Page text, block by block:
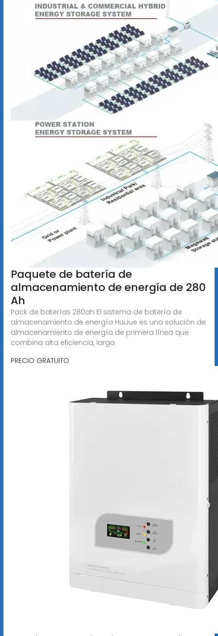
Paquete de batería de
almacenamiento de energía de 280
Ah
Pack de baterías 280ah El sistema de batería de
almacenamiento de energía HuiJue es una solución de
almacenamiento de energía de primera línea que
combina alta eficiencia, larga
PRECIO GRATUITO